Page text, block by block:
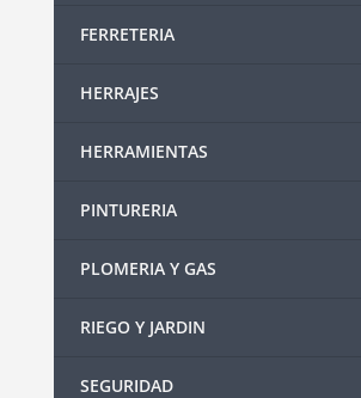
FERRETERIA
HERRAJES
HERRAMIENTAS
PINTURERIA
PLOMERIA Y GAS
RIEGO Y JARDIN
SEGURIDAD